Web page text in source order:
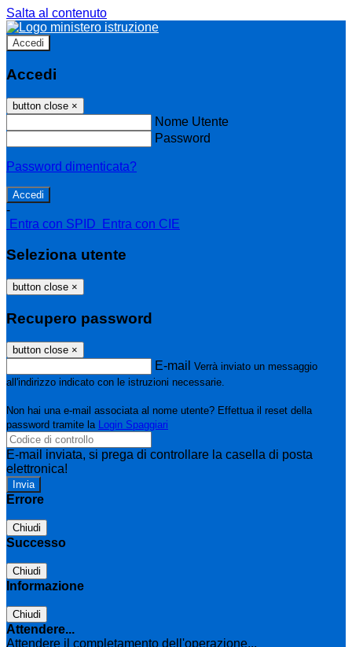
Salta al contenuto
Accedi
Accedi
button close ×
Nome Utente
Password
Password dimenticata?
-
Entra con SPID
Entra con CIE
Seleziona utente
button close ×
Recupero password
button close ×
E-mail Verrà inviato un messaggio
all'indirizzo indicato con le istruzioni necessarie.
Non hai una e-mail associata al nome utente? Effettua il reset della
password tramite la Login Spaggiari
E-mail inviata, si prega di controllare la casella di posta
elettronica!
Errore
Chiudi
Successo
Chiudi
Informazione
Chiudi
Attendere...
Attendere il completamento dell'operazione...